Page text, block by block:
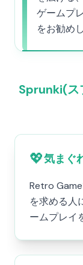
ゲームプ
をお勧め
Sprunki(ス
💖気まぐ
Retro
を求める人
ームプレイ